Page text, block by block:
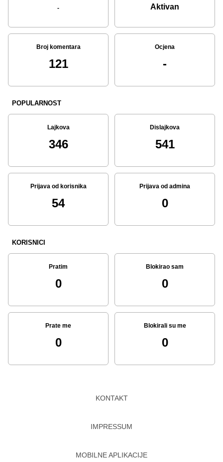
- Aktivan
Broj komentara
121
Ocjena
-
POPULARNOST
Lajkova
346
Dislajkova
541
Prijava od korisnika
54
Prijava od admina
0
KORISNICI
Pratim
0
Blokirao sam
0
Prate me
0
Blokirali su me
0
KONTAKT
IMPRESSUM
MOBILNE APLIKACIJE